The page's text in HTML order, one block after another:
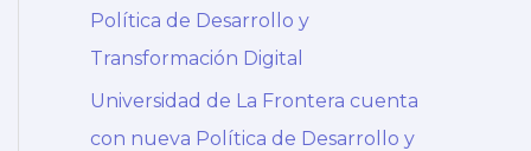
Política de Desarrollo y
Transformación Digital
Universidad de La Frontera cuenta
con nueva Política de Desarrollo y